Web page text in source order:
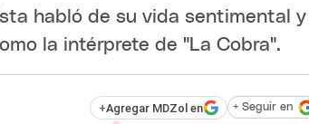
habló de su vida sentimental
la intérprete de "La Cobra".
+Agregar MDZol en + Seguir en